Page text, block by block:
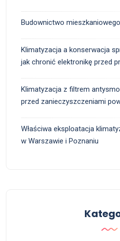
Budownictwo
Klimatyzacja a konserwacja
jak chronić elektronikę przed
Klimatyzacja z filtrem
przed zanieczyszczeniami
Właściwa eksploatacja
w Warszawie i Poznaniu